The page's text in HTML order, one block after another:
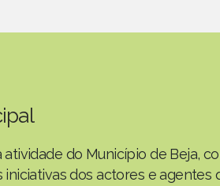
do Município de Beja,
iniciativas dos actores e